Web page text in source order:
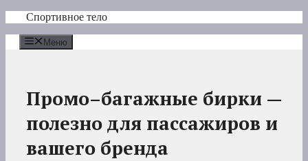
Перейти
содержимому
Спортивное тело
Меню
Промо–багажные бирки —
полезно для пассажиров и
вашего бренда